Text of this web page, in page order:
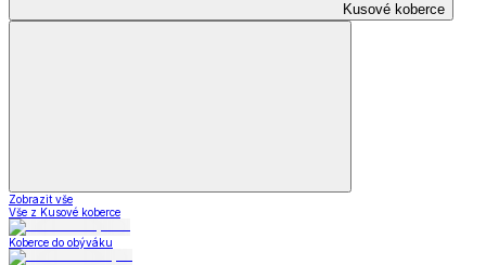
Kusové koberce
Zobrazit vše
Vše z Kusové koberce
Koberce do obýváku